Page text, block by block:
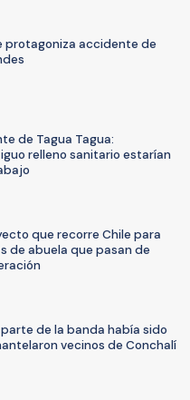
protagoniza accidente de
de Tagua Tagua:
relleno sanitario estarían
que recorre Chile para
de abuela que pasan de
de la banda había sido
vecinos de Conchalí